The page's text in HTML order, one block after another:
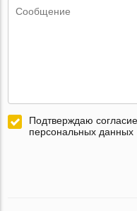
Подтверждаю
персональных данных